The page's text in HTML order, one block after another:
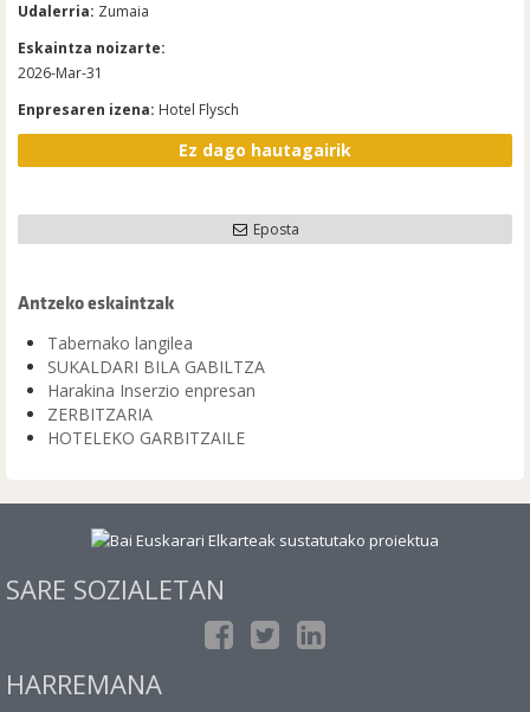
Udalerria: Zumaia
Eskaintza noizarte:
2026-Mar-31
Enpresaren izena: Hotel Flysch
Ez dago hautagairik
Eposta
Antzeko eskaintzak
Tabernako langilea
SUKALDARI BILA GABILTZA
Harakina Inserzio enpresan
ZERBITZARIA
HOTELEKO GARBITZAILE
SARE SOZIALETAN
HARREMANA